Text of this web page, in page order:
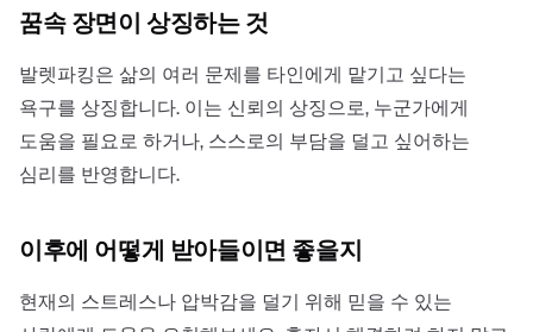
꿈속 장면이 상징하는 것
발렛파킹은 삶의 여러 문제를 타인에게 맡기고 싶다는
욕구를 상징합니다. 이는 신뢰의 상징으로, 누군가에게
도움을 필요로 하거나, 스스로의 부담을 덜고 싶어하는
심리를 반영합니다.
이후에 어떻게 받아들이면 좋을지
현재의 스트레스나 압박감을 덜기 위해 믿을 수 있는